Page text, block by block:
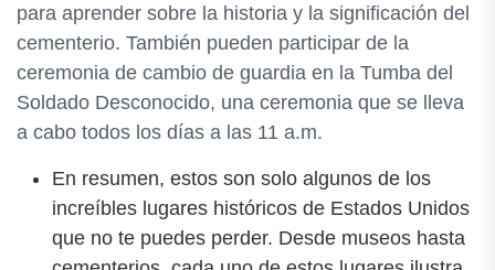
para aprender sobre la historia y la significación del
cementerio. También pueden participar de la
ceremonia de cambio de guardia en la Tumba del
Soldado Desconocido, una ceremonia que se lleva
a cabo todos los días a las 11 a.m.
En resumen, estos son solo algunos de los
increíbles lugares históricos de Estados Unidos
que no te puedes perder. Desde museos hasta